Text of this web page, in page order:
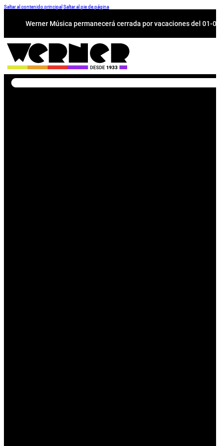
Saltar al contenido principal Saltar al pie de página
Werner Música permanecerá cerrada por vacaciones del 01-
Buscar